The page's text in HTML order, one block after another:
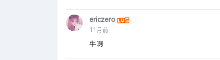
ericzero
11月前
牛啊